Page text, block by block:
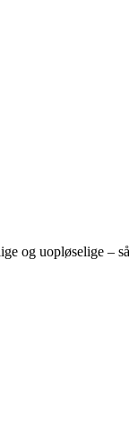
og uopløselige –